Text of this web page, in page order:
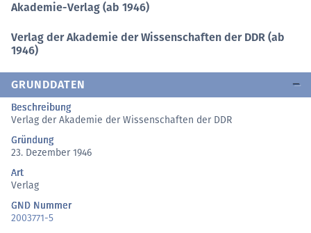
Akademie-Verlag (ab 1946)
Verlag der Akademie der Wissenschaften der DDR (ab
1946)
GRUNDDATEN
Beschreibung
Verlag der Akademie der Wissenschaften der DDR
Gründung
23. Dezember 1946
Art
Verlag
GND Nummer
2003771-5